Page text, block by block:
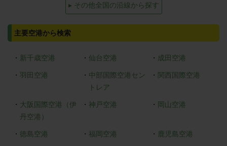
▸ その他全国の沿線から探す
主要空港から検索
・ 新千歳空港 ・ 仙台空港 ・ 成田空港
・ 羽田空港 ・ 中部国際空港セン
トレア
・ 関西国際空港
・ 大阪国際空港（伊
丹空港）
・ 神戸空港 ・ 岡山空港
・ 徳島空港 ・ 福岡空港 ・ 鹿児島空港